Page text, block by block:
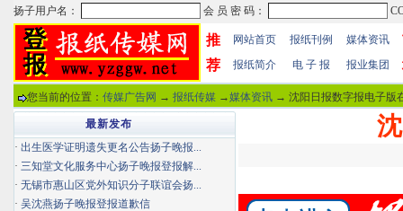
推
荐
网站首页 报纸刊例 媒体资讯
报纸简介 电 子 报 报业集团
您当前的位置： 传媒广告网 → 报纸传媒 →媒体资讯 → 沈阳日报数字报电子版
最新发布
· 出生医学证明遗失更名公告扬子晚报...
· 三知堂文化服务中心扬子晚报登报解...
· 无锡市惠山区党外知识分子联谊会扬...
· 吴沈燕扬子晚报登报道歉信